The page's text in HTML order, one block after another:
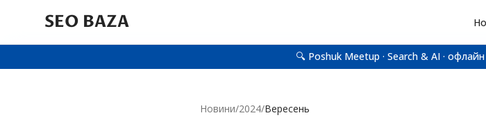
SEO BAZA
🔍 Poshuk Meetup · Search & AI ·
Новини/2024/Вересень